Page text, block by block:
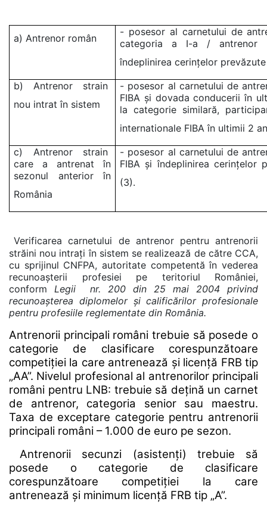
a) Antrenor român
- posesor al carnetului de
categoria a I-a / antrenor
îndeplinirea cerințelor
b) Antrenor strain
nou intrat în sistem
- posesor al carnetului de
FIBA și dovada conducerii în
la categorie similară,
internationale FIBA în ultimii 2
c) Antrenor strain
care a antrenat în
sezonul anterior în
România
- posesor al carnetului de
FIBA și îndeplinirea cerințelor
(3).
Verificarea carnetului de antrenor pentru antrenorii
străini nou intrați în sistem se realizează de către CCA,
cu sprijinul CNFPA, autoritate competentă în vederea
recunoașterii profesiei pe teritoriul României,
conform Legii nr. 200 din 25 mai 2004 privind
recunoaşterea diplomelor şi calificărilor profesionale
pentru profesiile reglementate din România.
Antrenorii principali români trebuie să posede o
categorie de clasificare corespunzătoare
competiției la care antrenează și licență FRB tip
„AA”. Nivelul profesional al antrenorilor principali
români pentru LNB: trebuie să dețină un carnet
de antrenor, categoria senior sau maestru.
Taxa de exceptare categorie pentru antrenorii
principali români – 1.000 de euro pe sezon.
Antrenorii secunzi (asistenți) trebuie să
posede o categorie de clasificare
corespunzătoare competiției la care
antrenează și minimum licență FRB tip „A”.